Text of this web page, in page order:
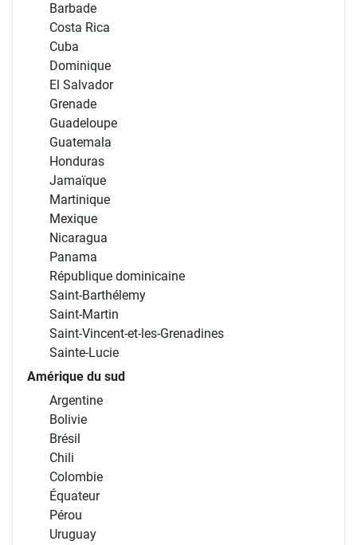
Barbade
Costa Rica
Cuba
Dominique
El Salvador
Grenade
Guadeloupe
Guatemala
Honduras
Jamaïque
Martinique
Mexique
Nicaragua
Panama
République dominicaine
Saint-Barthélemy
Saint-Martin
Saint-Vincent-et-les-Grenadines
Sainte-Lucie
Amérique du sud
Argentine
Bolivie
Brésil
Chili
Colombie
Équateur
Pérou
Uruguay